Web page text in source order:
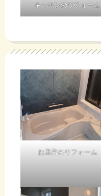
キッチンのリフォーム
お風呂のリフォーム